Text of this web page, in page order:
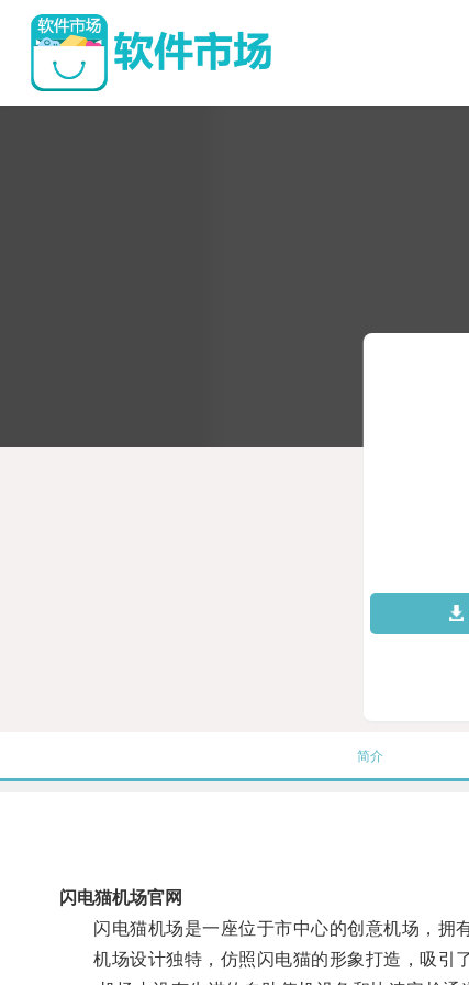
简介
闪电猫机场官网
闪电猫机场是一座位于市中心的创意机场，拥有
机场设计独特，仿照闪电猫的形象打造，吸引了